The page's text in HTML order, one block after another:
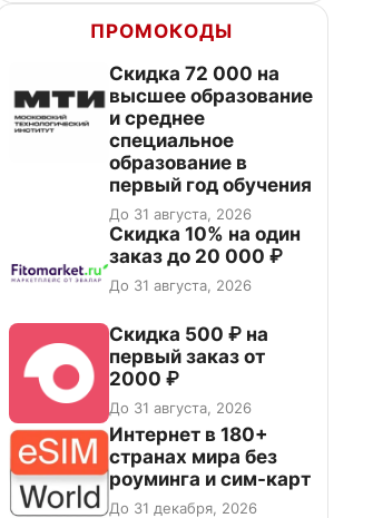
ПРОМОКОДЫ
Скидка 72 000 на
высшее образование
и среднее
специальное
образование в
первый год обучения
До 31 августа, 2026
Скидка 10% на один
заказ до 20 000 ₽
До 31 августа, 2026
Скидка 500 ₽ на
первый заказ от
2000 ₽
До 31 августа, 2026
Интернет в 180+
странах мира без
роуминга и сим-карт
До 31 декабря, 2026